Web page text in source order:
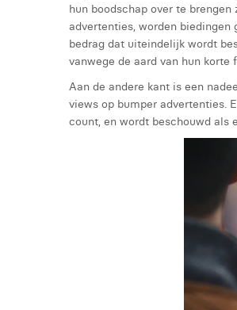
hun boodschap over te
advertenties, worden biedingen
bedrag dat uiteindelijk wordt
vanwege de aard van hun korte
Aan de andere kant is een
views op bumper advertenties.
count, en wordt beschouwd als